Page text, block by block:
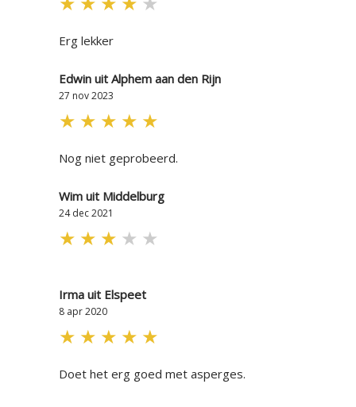
Erg lekker
Edwin uit Alphem aan den Rijn
27 nov 2023
★ ★ ★ ★ ★
Nog niet geprobeerd.
Wim uit Middelburg
24 dec 2021
★ ★ ★ ★ ★
Irma uit Elspeet
8 apr 2020
★ ★ ★ ★ ★
Doet het erg goed met asperges.